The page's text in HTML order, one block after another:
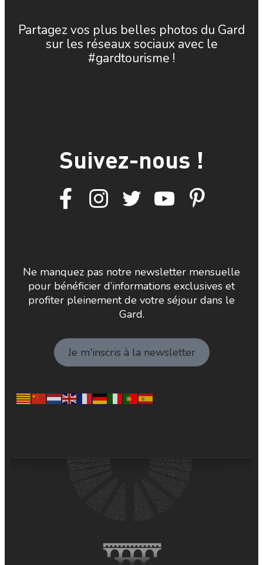
Partagez vos plus belles photos du Gard
sur les réseaux sociaux avec le
#gardtourisme !
Suivez-nous !
Ne manquez pas notre newsletter mensuelle
pour bénéficier d’informations exclusives et
profiter pleinement de votre séjour dans le
Gard.
Je m'inscris à la newsletter